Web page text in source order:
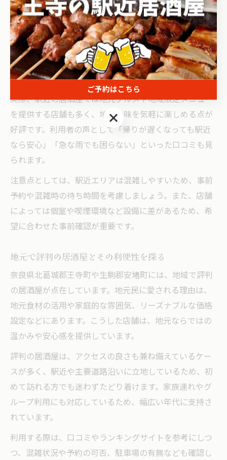
アクセスの良い居酒屋を選ぶことで、移動のストレスを
軽減し、快適な時間を過ごせます。王寺駅や近隣の主要
駅から徒歩圏内の店舗は、飲み会やグループ利用にも便
利です。特に週末や仕事帰りの利用者にとって、駅近は
大きなメリットとなります。
実際、駅近の居酒屋では地元グルメや地域限定メニュー
を提供する店舗も多く、地元の味を気軽に楽しめる点が
好評です。利用者の声として「帰りが遅くなっても駅近
なら安心」「急な雨でも困らない」といった口コミも見
られます。
注意点としては、駅近エリアは混雑しやすいため、事前
予約や混雑時の待ち時間を考慮しましょう。また、店舗
によっては個室や喫煙環境など設備に差があるため、希
望に合わせた事前確認が重要です。
地元で評判の居酒屋とその利便性を探る
奈良県北葛城郡王寺町や生駒郡安堵町には、地域で評判
の居酒屋が点在しています。地元民に愛される理由は、
地元食材の活用や家庭的な雰囲気、リーズナブルな価格
設定などにあります。こうした店舗は、地元ならではの
温かみや安心感を提供しています。
評判の居酒屋は、アクセスの良さも兼ね備えているケー
スが多く、駅近や主要道路沿いに立地しているため、初
めて訪れる方でも迷わずたどり着けます。家族連れやグ
ループ利用にも対応しているため、幅広い年代に支持さ
れています。
利用する際は、口コミやランキングサイトを参考にしつ
つ、混雑状況や予約の可否、駐車場の有無なども確認し
ご予約はこちら
ご予約はこちら